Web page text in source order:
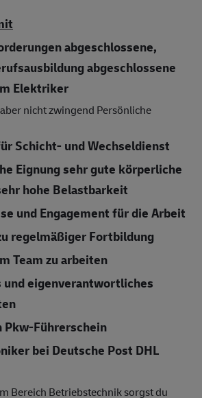
abgeschlossene,
abgeschlossene
Elektriker
nicht zwingend Persönliche
Schicht- und Wechseldienst
Eignung sehr gute körperliche
hohe Belastbarkeit
und Engagement für die Arbeit
regelmäßiger Fortbildung
Team zu arbeiten
und eigenverantwortliches
Pkw-Führerschein
bei Deutsche Post DHL
Bereich Betriebstechnik sorgst du